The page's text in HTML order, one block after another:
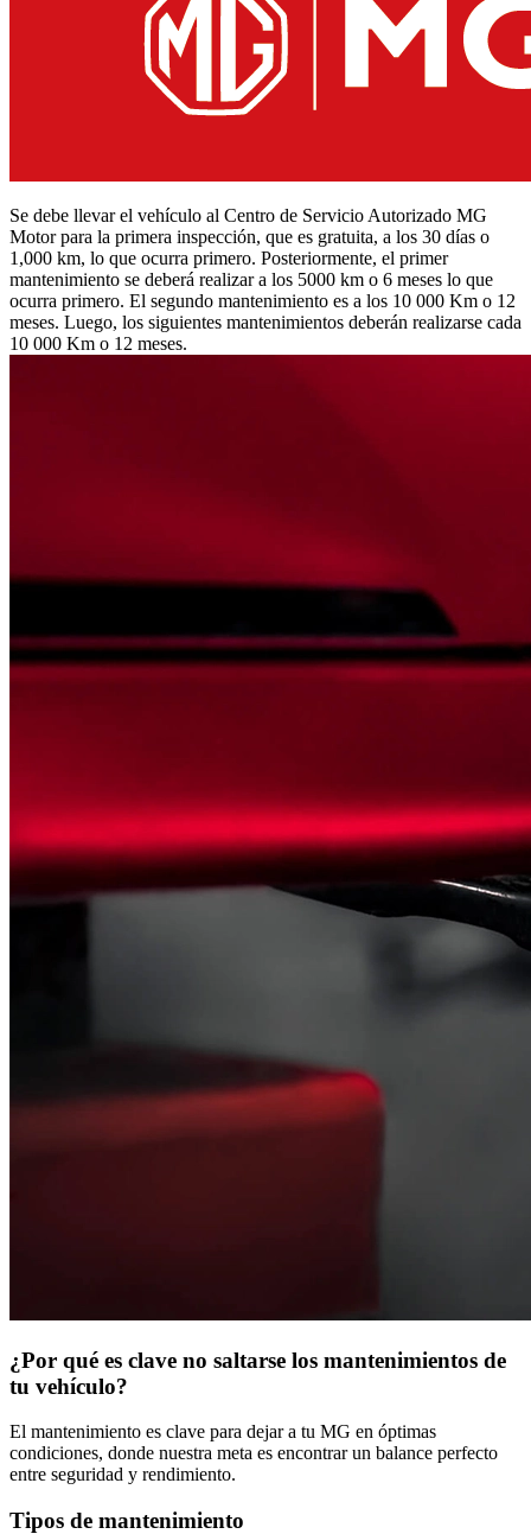
Se debe llevar el vehículo al Centro de Servicio Autorizado MG
Motor para la primera inspección, que es gratuita, a los 30 días o
1,000 km, lo que ocurra primero. Posteriormente, el primer
mantenimiento se deberá realizar a los 5000 km o 6 meses lo que
ocurra primero. El segundo mantenimiento es a los 10 000 Km o 12
meses. Luego, los siguientes mantenimientos deberán realizarse cada
10 000 Km o 12 meses.
¿Por qué es clave no saltarse los mantenimientos de
tu vehículo?
El mantenimiento es clave para dejar a tu MG en óptimas
condiciones, donde nuestra meta es encontrar un balance perfecto
entre seguridad y rendimiento.
Tipos de mantenimiento